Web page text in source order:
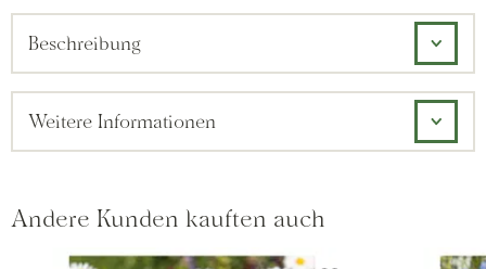
Beschreibung
Weitere Informationen
Andere Kunden kauften auch